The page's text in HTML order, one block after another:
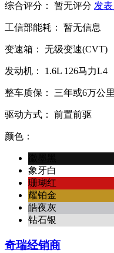
综合评分： 暂无评分 发
工信部能耗： 暂无信息
变速箱： 无级变速(CVT)
发动机： 1.6L 126马力L4
整车质保： 三年或6万公里
驱动方式： 前置前驱
颜色：
象牙白
珊瑚红
耀铂金
皓夜灰
钻石银
奇瑞经销商